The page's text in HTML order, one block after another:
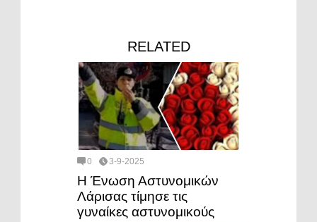
RELATED
0 3-9-2025
Η Ένωση Αστυνομικών
Λάρισας τίμησε τις
γυναίκες αστυνομικούς